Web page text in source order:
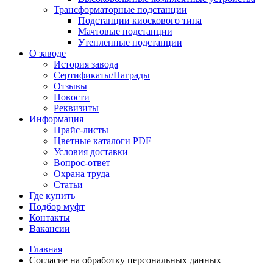
Трансформаторные подстанции
Подстанции киоскового типа
Мачтовые подстанции
Утепленные подстанции
О заводе
История завода
Сертификаты/Награды
Отзывы
Новости
Реквизиты
Информация
Прайс-листы
Цветные каталоги PDF
Условия доставки
Вопрос-ответ
Охрана труда
Статьи
Где купить
Подбор муфт
Контакты
Вакансии
Главная
Согласие на обработку персональных данных